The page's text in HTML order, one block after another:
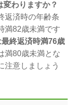
変わりますか？
返済時の年齢条
満82歳未満です
終返済時満76歳
満80歳未満とな
注意しましょう